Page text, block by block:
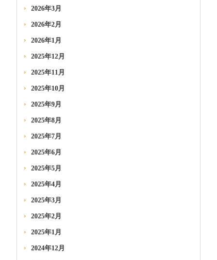
2026年3月
2026年2月
2026年1月
2025年12月
2025年11月
2025年10月
2025年9月
2025年8月
2025年7月
2025年6月
2025年5月
2025年4月
2025年3月
2025年2月
2025年1月
2024年12月